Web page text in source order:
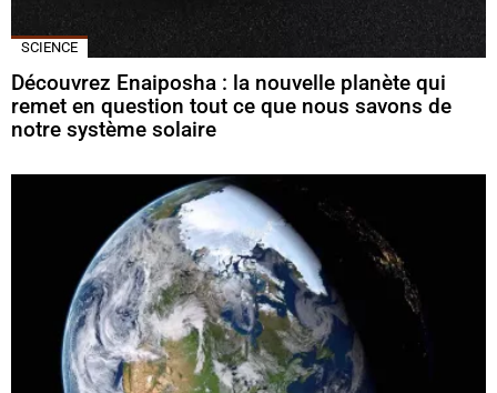
SCIENCE
Découvrez Enaiposha : la nouvelle planète qui
remet en question tout ce que nous savons de
notre système solaire